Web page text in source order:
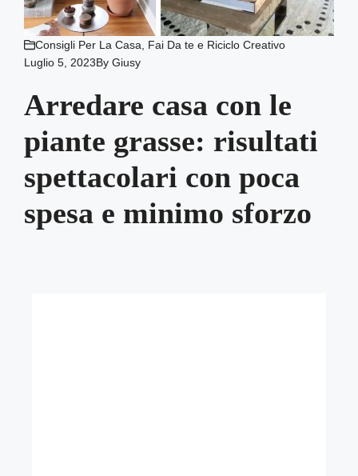
Consigli Per La Casa, Fai Da te e Riciclo Creativo
Luglio 5, 2023ByGiusy
Arredare casa con le
piante grasse: risultati
spettacolari con poca
spesa e minimo sforzo